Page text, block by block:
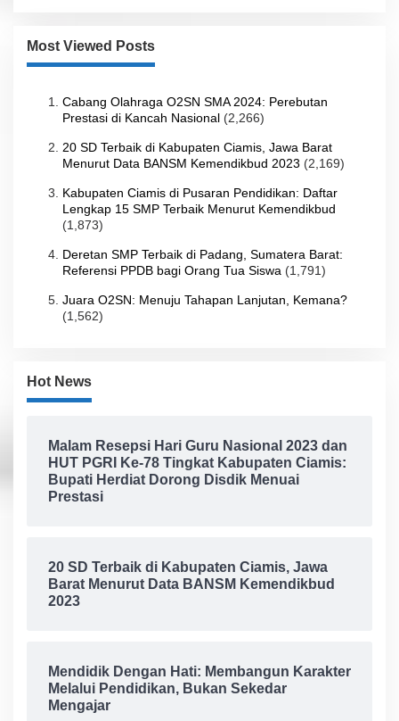
Most Viewed Posts
Cabang Olahraga O2SN SMA 2024: Perebutan
Prestasi di Kancah Nasional (2,266)
20 SD Terbaik di Kabupaten Ciamis, Jawa Barat
Menurut Data BANSM Kemendikbud 2023 (2,169)
Kabupaten Ciamis di Pusaran Pendidikan: Daftar
Lengkap 15 SMP Terbaik Menurut Kemendikbud
(1,873)
Deretan SMP Terbaik di Padang, Sumatera Barat:
Referensi PPDB bagi Orang Tua Siswa (1,791)
Juara O2SN: Menuju Tahapan Lanjutan, Kemana?
(1,562)
Hot News
Malam Resepsi Hari Guru Nasional 2023 dan
HUT PGRI Ke-78 Tingkat Kabupaten Ciamis:
Bupati Herdiat Dorong Disdik Menuai
Prestasi
20 SD Terbaik di Kabupaten Ciamis, Jawa
Barat Menurut Data BANSM Kemendikbud
2023
Mendidik Dengan Hati: Membangun Karakter
Melalui Pendidikan, Bukan Sekedar
Mengajar